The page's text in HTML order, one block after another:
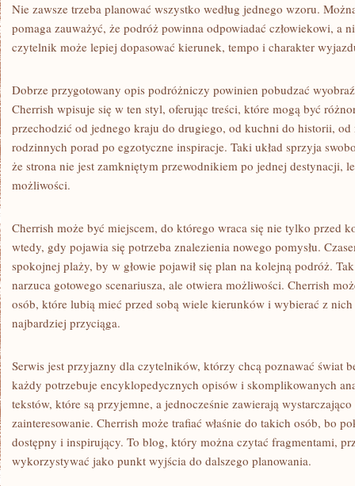
Nie zawsze trzeba planować wszystko według jednego wzoru.
pomaga zauważyć, że podróż powinna odpowiadać człowiekowi, a
czytelnik może lepiej dopasować kierunek, tempo i charakter
Dobrze przygotowany opis podróżniczy powinien pobudzać
Cherrish wpisuje się w ten styl, oferując treści, które mogą być
przechodzić od jednego kraju do drugiego, od kuchni do historii,
rodzinnych porad po egzotyczne inspiracje. Taki układ sprzyja
że strona nie jest zamkniętym przewodnikiem po jednej destynacji,
możliwości.
Cherrish może być miejscem, do którego wraca się nie tylko przed
wtedy, gdy pojawia się potrzeba znalezienia nowego pomysłu.
spokojnej plaży, by w głowie pojawił się plan na kolejną podróż.
narzuca gotowego scenariusza, ale otwiera możliwości. Cherrish
osób, które lubią mieć przed sobą wiele kierunków i wybierać z
najbardziej przyciąga.
Serwis jest przyjazny dla czytelników, którzy chcą poznawać świat
każdy potrzebuje encyklopedycznych opisów i skomplikowanych
tekstów, które są przyjemne, a jednocześnie zawierają
zainteresowanie. Cherrish może trafiać właśnie do takich osób, bo
dostępny i inspirujący. To blog, który można czytać fragmentami,
wykorzystywać jako punkt wyjścia do dalszego planowania.